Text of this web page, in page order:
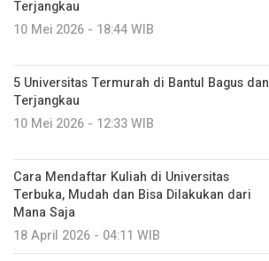
Terjangkau
10 Mei 2026 - 18:44 WIB
5 Universitas Termurah di Bantul Bagus dan
Terjangkau
10 Mei 2026 - 12:33 WIB
Cara Mendaftar Kuliah di Universitas
Terbuka, Mudah dan Bisa Dilakukan dari
Mana Saja
18 April 2026 - 04:11 WIB